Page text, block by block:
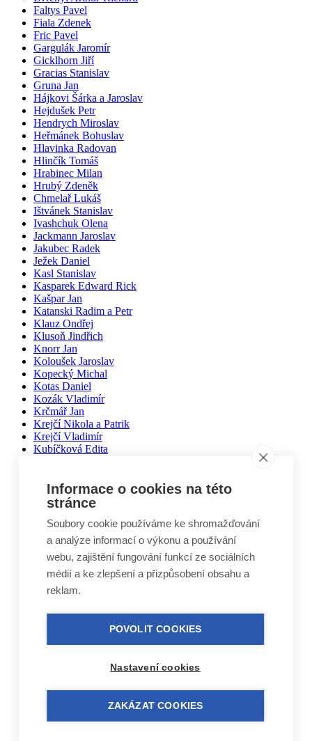
Faltys Pavel
Fiala Zdenek
Fric Pavel
Gargulák Jaromír
Gicklhorn Jiří
Gracias Stanislav
Gruna Jan
Hájkovi Šárka a Jaroslav
Hejdušek Petr
Hendrych Miroslav
Heřmánek Bohuslav
Hlavinka Radovan
Hlinčík Tomáš
Hrabinec Milan
Hrubý Zdeněk
Chmelař Lukáš
Ištvánek Stanislav
Ivashchuk Olena
Jackmann Jaroslav
Jakubec Radek
Ježek Daniel
Kasl Stanislav
Kasparek Edward Rick
Kašpar Jan
Katanski Radim a Petr
Klauz Ondřej
Klusoň Jindřich
Knorr Jan
Koloušek Jaroslav
Kopecký Michal
Kotas Daniel
Kozák Vladimír
Krčmář Jan
Krejčí Nikola a Patrik
Krejčí Vladimír
Kubíčková Edita
Lebduška Martin
Lesák Jiří
Lukáš Miloslav
Macháček Jiří
Máca Karel
Málek Vlastimil
Matal Oldřich
Matyášek Ivo
Matyskiewiczová Lenka
Mikulášek Josef
Mikuláštíková Petra
Nový Jindřich
Informace o cookies na této
stránce
Soubory cookie používáme ke shromažďování
a analýze informací o výkonu a používání
webu, zajištění fungování funkcí ze sociálních
médií a ke zlepšení a přizpůsobení obsahu a
reklam.
POVOLIT COOKIES
Nastavení cookies
ZAKÁZAT COOKIES